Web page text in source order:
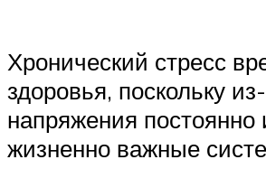
Хронический стресс
здоровья, поскольку
напряжения
жизненно важные